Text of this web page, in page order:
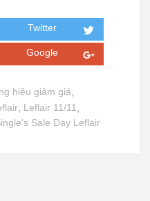
Twitter
Google
hiệu giảm giá,
, Leflair 11/11,
Sale Day Leflair